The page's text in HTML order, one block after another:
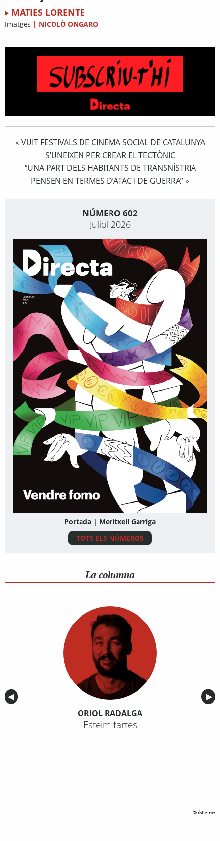
MATIES LORENTE
Imatges | NICOLÒ ONGARO
« VUIT FESTIVALS DE CINEMA SOCIAL DE CATALUNYA
S’UNEIXEN PER CREAR EL TECTÒNIC
“UNA PART DELS HABITANTS DE TRANSNÍSTRIA
PENSEN EN TERMES D’ATAC I DE GUERRA” »
NÚMERO 602
Juliol 2026
Portada | Meritxell Garriga
TOTS ELS NÚMEROS
La columna
Anterior
◀︎ ▶︎
ORIOL RADALGA
Esteim fartes
Publicitat